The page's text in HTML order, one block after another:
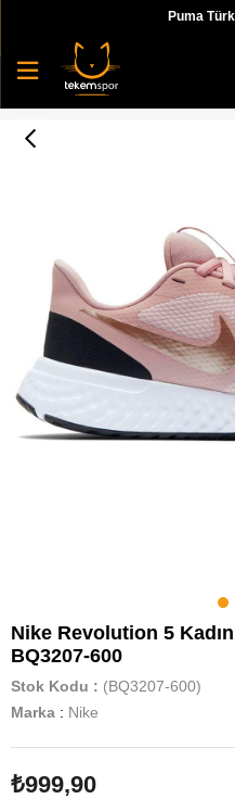
Puma
Nike Revolution 5
BQ3207-600
Stok Kodu
(BQ3207-600)
Marka : Nike
₺999,90